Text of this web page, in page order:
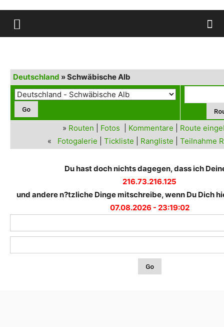
Deutschland » Schwäbische Alb
» Routen Fotos Kommentare
Route
« Fotogalerie Tickliste Rangliste Teilnahme
Du hast doch nichts dagegen, dass ich
216.73.216.125
und andere n?tzliche Dinge mitschreibe, wenn Du Dich
07.08.2026 - 23:19:02